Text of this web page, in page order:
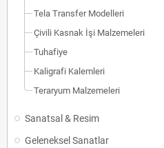
Tela Transfer Modelleri
Çivili Kasnak İşi Malzemeleri
Tuhafiye
Kaligrafi Kalemleri
Teraryum Malzemeleri
Sanatsal & Resim
Geleneksel Sanatlar